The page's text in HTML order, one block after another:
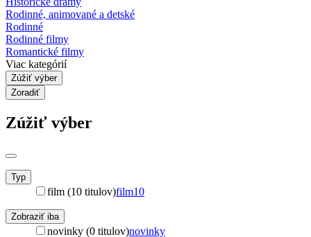
Rodinné, animované a detské
Rodinné
Rodinné filmy
Romantické filmy
Viac kategórií
Zúžiť výber
Zoradiť
Zúžiť výber
Typ
film (10 titulov)film10
Zobraziť iba
novinky (0 titulov)novinky